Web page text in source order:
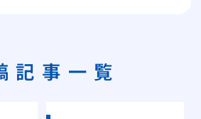
記事一覧